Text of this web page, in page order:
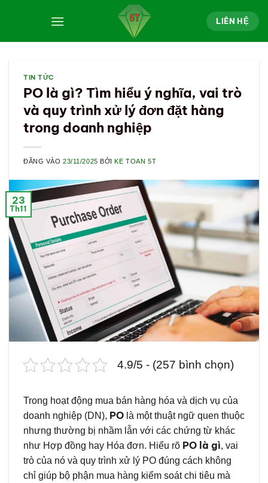
LIÊN HỆ
TIN TỨC
PO là gì? Tìm hiểu ý nghĩa, vai trò
và quy trình xử lý đơn đặt hàng
trong doanh nghiệp
ĐĂNG VÀO23/11/2025 BỞIKE TOAN 5T
23
Th11
4.9/5 - (257 bình chọn)
Trong hoạt động mua bán hàng hóa và dịch vụ của
doanh nghiệp (DN), PO là một thuật ngữ quen thuộc
nhưng thường bị nhầm lẫn với các chứng từ khác
như Hợp đồng hay Hóa đơn. Hiểu rõ PO là gì, vai
trò của nó và quy trình xử lý PO đúng cách không
chỉ giúp bộ phận mua hàng kiểm soát chi tiêu mà